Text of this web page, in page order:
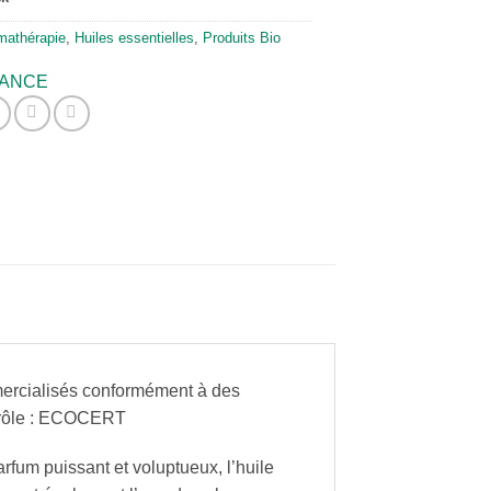
Huiles essentielles Produits Bio
conformément à des
: ECOCERT
puissant et voluptueux, l’huile